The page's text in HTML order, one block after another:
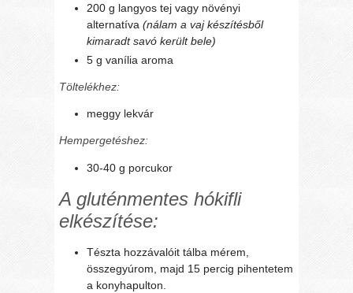
200 g langyos tej vagy növényi
alternatíva (nálam a vaj készítésből
kimaradt savó került bele)
5 g vanília aroma
Töltelékhez:
meggy lekvár
Hempergetéshez:
30-40 g porcukor
A gluténmentes hókifli
elkészítése:
Tészta hozzávalóit tálba mérem,
összegyúrom, majd 15 percig pihentetem
a konyhapulton.